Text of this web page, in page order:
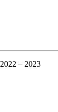
2022 – 2023